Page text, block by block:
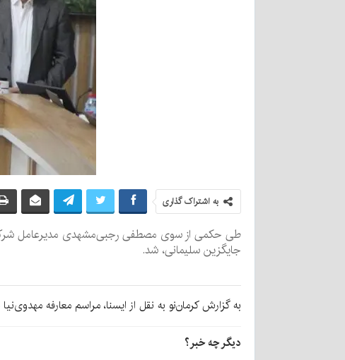
به اشتراک گذاری
طی حکمی از سوی مصطفی رجبی‌مشهدی مدیرعامل شرکت
جایگزین سلیمانی، شد.
به گزارش کرمان‌نو به نقل از ایسنا، مراسم معارفه
دیگر چه خبر؟